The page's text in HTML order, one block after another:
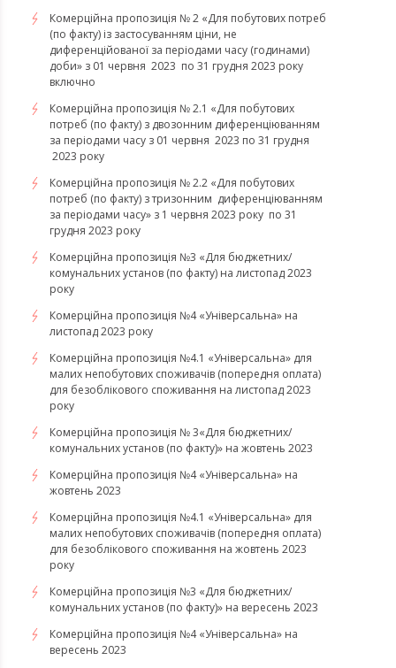
Комерційна пропозиція № 2 «Для побутових потреб
(по факту) із застосуванням ціни, не
диференційованої за періодами часу (годинами)
доби» з 01 червня 2023 по 31 грудня 2023 року
включно
Комерційна пропозиція № 2.1 «Для побутових
потреб (по факту) з двозонним диференціюванням
за періодами часу з 01 червня 2023 по 31 грудня
2023 року
Комерційна пропозиція № 2.2 «Для побутових
потреб (по факту) з тризонним диференціюванням
за періодами часу» з 1 червня 2023 року по 31
грудня 2023 року
Комерційна пропозиція №3 «Для бюджетних/
комунальних установ (по факту) на листопад 2023
року
Комерційна пропозиція №4 «Універсальна» на
листопад 2023 року
Комерційна пропозиція №4.1 «Універсальна» для
малих непобутових споживачів (попередня оплата)
для безоблікового споживання на листопад 2023
року
Комерційна пропозиція № 3«Для бюджетних/
комунальних установ (по факту)» на жовтень 2023
Комерційна пропозиція №4 «Універсальна» на
жовтень 2023
Комерційна пропозиція №4.1 «Універсальна» для
малих непобутових споживачів (попередня оплата)
для безоблікового споживання на жовтень 2023
року
Комерційна пропозиція №3 «Для бюджетних/
комунальних установ (по факту)» на вересень 2023
Комерційна пропозиція №4 «Універсальна» на
вересень 2023